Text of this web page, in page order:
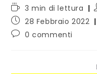
3 min di lettura
28 Febbraio 2022
0 commenti